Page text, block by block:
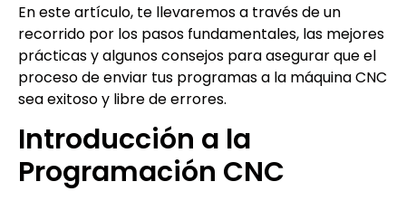
En este artículo, te llevaremos a través de un
recorrido por los pasos fundamentales, las mejores
prácticas y algunos consejos para asegurar que el
proceso de enviar tus programas a la máquina CNC
sea exitoso y libre de errores.
Introducción a la
Programación CNC